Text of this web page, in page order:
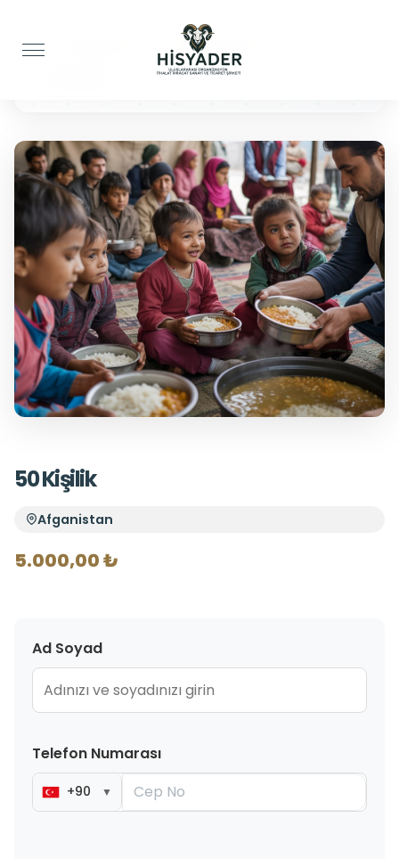
Yemek İkramı
50 Kişilik
Afganistan
5.000,00 ₺
Ad Soyad
Telefon Numarası
+90 ▼